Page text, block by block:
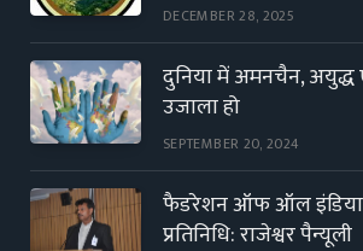
DECEMBER 28, 2025
दुनिया में अमनचैन, अयुद्ध
उजाला हो
SEPTEMBER 20, 2024
फैडरेशन ऑफ ऑल इंडिया
प्रतिनिधि: राजेश्वर पैन्यूली